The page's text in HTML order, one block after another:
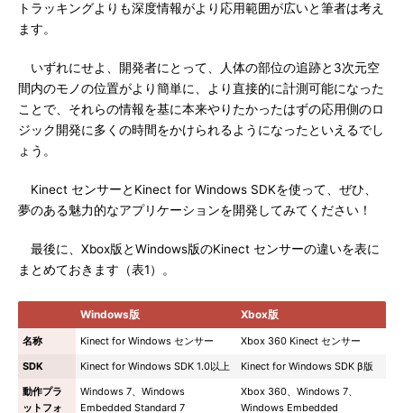
トラッキングよりも深度情報がより応用範囲が広いと筆者は考え
ます。
いずれにせよ、開発者にとって、人体の部位の追跡と3次元空
間内のモノの位置がより簡単に、より直接的に計測可能になった
ことで、それらの情報を基に本来やりたかったはずの応用側のロ
ジック開発に多くの時間をかけられるようになったといえるでし
ょう。
Kinect センサーとKinect for Windows SDKを使って、ぜひ、
夢のある魅力的なアプリケーションを開発してみてください！
最後に、Xbox版とWindows版のKinect センサーの違いを表に
まとめておきます（表1）。
Windows版 Xbox版
名称 Kinect for Windows センサー
Xbox 360 Kinect センサー
SDK
Kinect for Windows SDK 1.0以上
Kinect for Windows SDK β版
動作プラ
ットフォ
Windows 7、Windows
Embedded Standard 7
Xbox 360、Windows 7、
Windows Embedded